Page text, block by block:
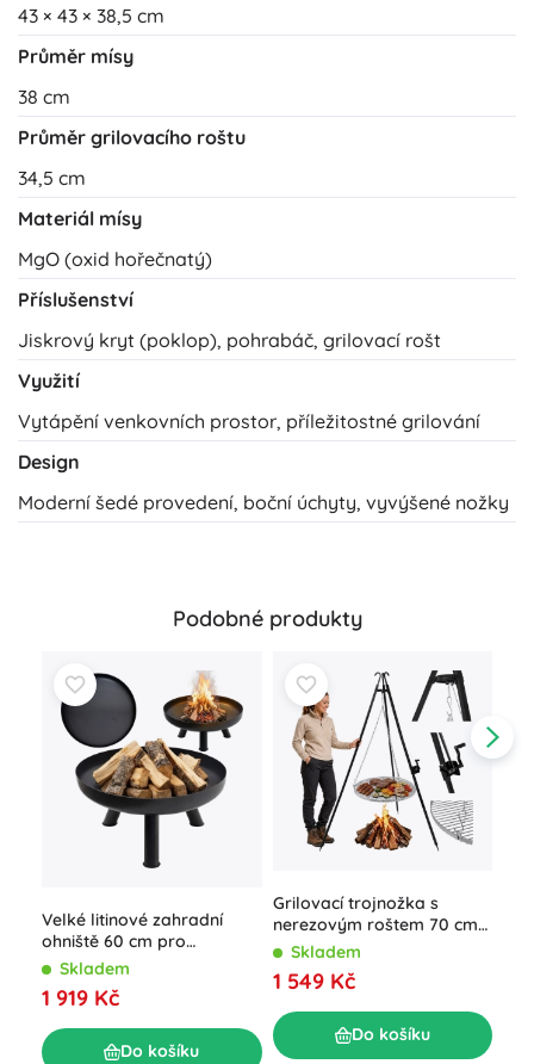
43 × 43 × 38,5 cm
Průměr mísy
38 cm
Průměr grilovacího roštu
34,5 cm
Materiál mísy
MgO (oxid hořečnatý)
Příslušenství
Jiskrový kryt (poklop), pohrabáč, grilovací rošt
Využití
Vytápění venkovních prostor, příležitostné grilování
Design
Moderní šedé provedení, boční úchyty, vyvýšené nožky
Podobné produkty
Velké litinové zahradní
ohniště 60 cm pro
pohodové táboráky
Skladem
1 919 Kč
Do košíku
Grilovací trojnožka s
nerezovým roštem 70 cm
Kaminer
Skladem
1 549 Kč
Do košíku